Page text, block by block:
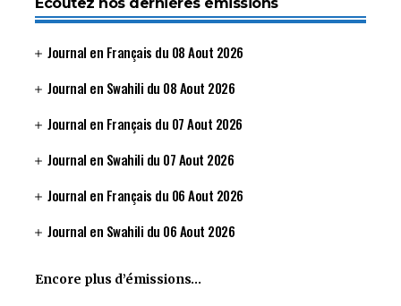
Journal en Français du 08 Aout 2026
Journal en Swahili du 08 Aout 2026
Journal en Français du 07 Aout 2026
Journal en Swahili du 07 Aout 2026
Journal en Français du 06 Aout 2026
Journal en Swahili du 06 Aout 2026
Encore plus d’émissions…